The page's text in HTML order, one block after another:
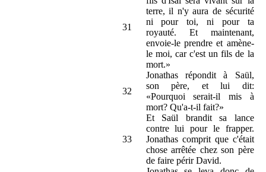
31
terre, il n'y aura de sécurité
ni pour toi, ni pour ta
royauté. Et maintenant,
envoie-le prendre et amène-
le moi, car c'est un fils de la
mort.»
32
Jonathas répondit à Saül,
son père, et lui dit:
«Pourquoi serait-il mis à
mort? Qu'a-t-il fait?»
33
Et Saül brandit sa lance
contre lui pour le frapper.
Jonathas comprit que c'était
chose arrêtée chez son père
de faire périr David.